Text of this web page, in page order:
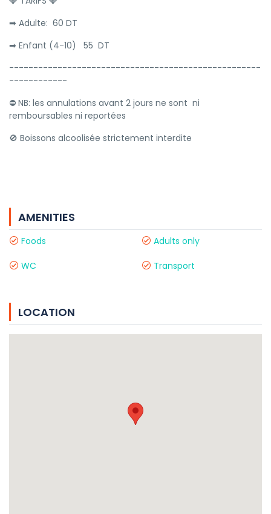
➡ Adulte: 60 DT
➡ Enfant (4-10) 55 DT
----------------------------------------------------
------------
⛔ NB: les annulations avant 2 jours ne sont ni
remboursables ni reportées
🚫 Boissons alcoolisée strictement interdite
AMENITIES
Foods Adults only
WC Transport
LOCATION